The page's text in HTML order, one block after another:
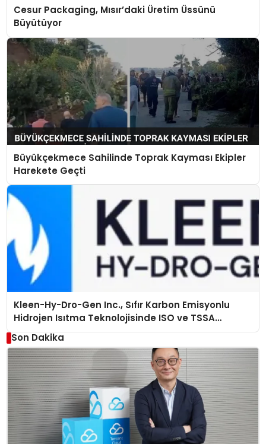
Cesur Packaging, Mısır’daki Üretim Üssünü
Büyütüyor
Büyükçekmece Sahilinde Toprak Kayması Ekipler
Harekete Geçti
Kleen-Hy-Dro-Gen Inc., Sıfır Karbon Emisyonlu
Hidrojen Isıtma Teknolojisinde ISO ve TSSA
Düzenleyici Onaylarını Aldı
Son Dakika